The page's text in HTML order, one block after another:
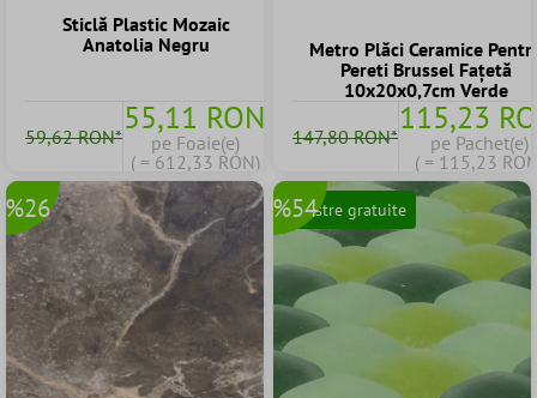
Sticlă Plastic Mozaic
Anatolia Negru
59,62 RON*55,11 RON
pe Foaie(e)
( = 612,33 RON)
Metro Plăci Ceramice
Pereti Brussel Fațetă
10x20x0,7cm Verde
147,80 RON*115,23
pe Pachet(e)
( = 115,23
%26 Mostre gratuite
%54